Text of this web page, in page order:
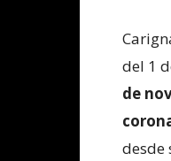
del 1
de
desde